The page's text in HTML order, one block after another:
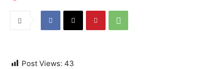
Post Views: 43